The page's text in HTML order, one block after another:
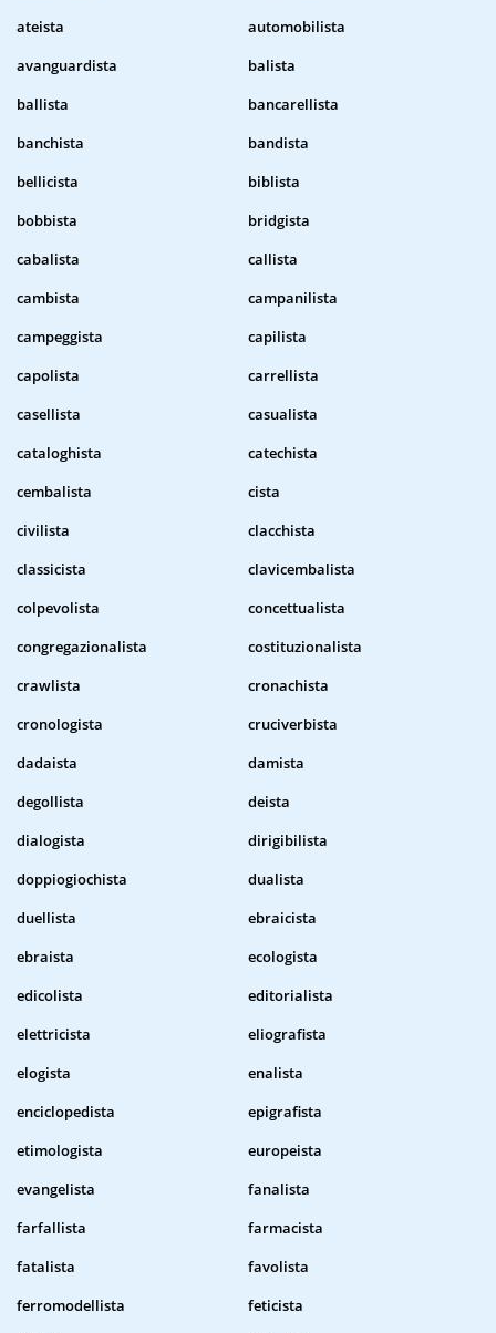
ateista
automobilista
avanguardista
balista
ballista
bancarellista
banchista
bandista
bellicista
biblista
bobbista
bridgista
cabalista
callista
cambista
campanilista
campeggista
capilista
capolista
carrellista
casellista
casualista
cataloghista
catechista
cembalista
cista
civilista
clacchista
classicista
clavicembalista
colpevolista
concettualista
congregazionalista
costituzionalista
crawlista
cronachista
cronologista
cruciverbista
dadaista
damista
degollista
deista
dialogista
dirigibilista
doppiogiochista
dualista
duellista
ebraicista
ebraista
ecologista
edicolista
editorialista
elettricista
eliografista
elogista
enalista
enciclopedista
epigrafista
etimologista
europeista
evangelista
fanalista
farfallista
farmacista
fatalista
favolista
ferromodellista
feticista